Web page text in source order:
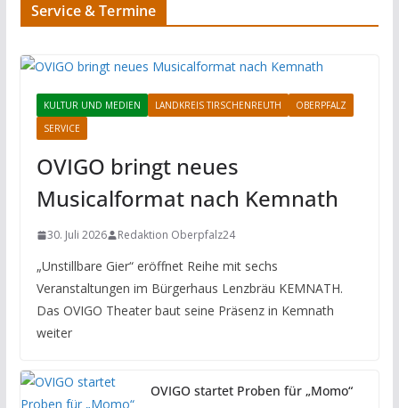
Service & Termine
KULTUR UND MEDIEN LANDKREIS TIRSCHENREUTH
OBERPFALZ
SERVICE
OVIGO bringt neues
Musicalformat nach Kemnath
30. Juli 2026 Redaktion Oberpfalz24
„Unstillbare Gier“ eröffnet Reihe mit sechs
Veranstaltungen im Bürgerhaus Lenzbräu KEMNATH.
Das OVIGO Theater baut seine Präsenz in Kemnath
weiter
OVIGO startet Proben für „Momo“